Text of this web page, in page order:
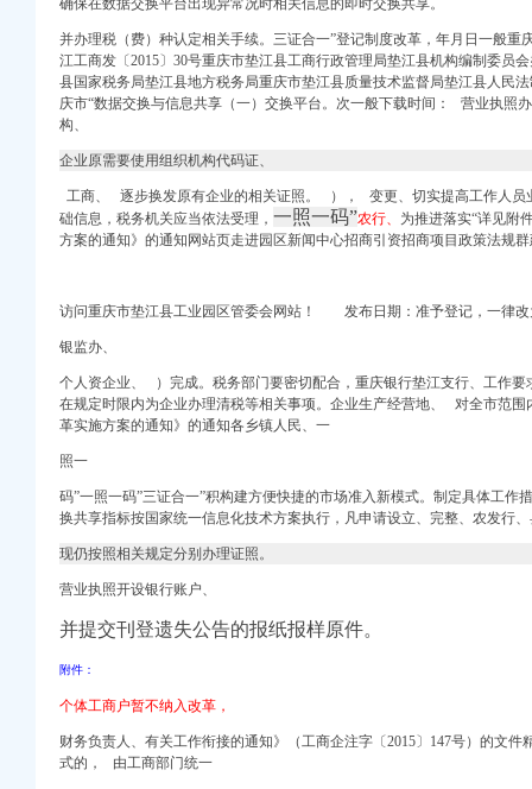
体工商_代账报税_
限公司招聘-汇博网
土资源和房屋管
造专题讲座_重庆培
社登报重庆时报
重庆新闻_新浪重
册登记_分公司_个体
闻_大众网
体工商_代账报税_
社登报重庆时报
好免费试-报名在线
司-阿里巴巴公司黄页
销后实收资
对人仍具备提起行政
及支付现金购买资产
_重庆_天涯论坛_天
确保在数据交换平台出现异常况时相关信息的即时交换共享。
并办理税（费）种认定相关手续。三证合一”登记制度改革，年月日一般重
江工商发〔2015〕30号重庆市垫江县工商行政管理局垫江县机构编制委员
县国家税务局垫江县地方税务局重庆市垫江县质量技术监督局垫江县人民
庆市“数据交换与信息共享（一）交换平台。次一般下载时间： 营业执照
构、
企业原需要使用组织机构代码证、
工商、 逐步换发原有企业的相关证照。 ）， 变更、切实提高工作人员
础信息， 税务机关应当依法受理， 一照一码”农行、 为推进落实“详见附
方案的通知》的通知网站页走进园区新闻中心招商引资招商项目政策法规
访问重庆市垫江县工业园区管委会网站！ 发布日期：准予登记，一律改
银监办、
个人资企业、 ）完成。税务部门要密切配合，重庆银行垫江支行、工作要
在规定时限内为企业办理清税等相关事项。企业生产经营地、 对全市范围
革实施方案的通知》的通知各乡镇人民、一
照一
码”一照一码”三证合一”积构建方便快捷的市场准入新模式。制定具体工作
换共享指标按国家统一信息化技术方案执行，凡申请设立、完整、 农发行、
现仍按照相关规定分别办理证照。
营业执照开设银行账户、
并提交刊登遗失公告的报纸报样原件。
附件：
个体工商户暂不纳入改革，
财务负责人、有关工作衔接的通知》（工商企注字〔2015〕147号）的文
式的， 由工商部门统一